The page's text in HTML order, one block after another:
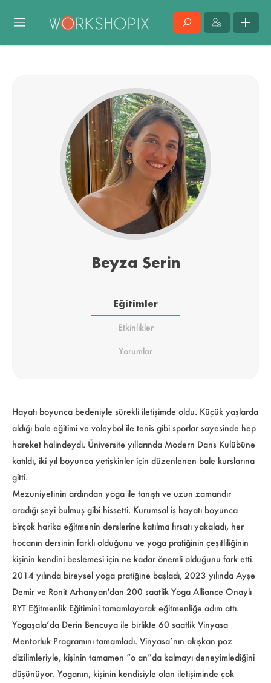
Beyza Serin
Eğitimler
Etkinlikler
Yorumlar
Hayatı boyunca bedeniyle sürekli iletişimde oldu. Küçük yaşlarda
aldığı bale eğitimi ve voleybol ile tenis gibi sporlar sayesinde hep
hareket halindeydi. Üniversite yıllarında Modern Dans Kulübüne
katıldı, iki yıl boyunca yetişkinler için düzenlenen bale kurslarına
gitti.
Mezuniyetinin ardından yoga ile tanıştı ve uzun zamandır
aradığı şeyi bulmuş gibi hissetti. Kurumsal iş hayatı boyunca
birçok harika eğitmenin derslerine katılma fırsatı yakaladı, her
hocanın dersinin farklı olduğunu ve yoga pratiğinin çeşitliliğinin
kişinin kendini beslemesi için ne kadar önemli olduğunu fark etti.
2014 yılında bireysel yoga pratiğine başladı, 2023 yılında Ayşe
Demir ve Ronit Arhanyan'dan 200 saatlik Yoga Alliance Onaylı
RYT Eğitmenlik Eğitimini tamamlayarak eğitmenliğe adım attı.
Yogaşala’da Derin Bencuya ile birlikte 60 saatlik Vinyasa
Mentorluk Programını tamamladı. Vinyasa’nın akışkan poz
dizilimleriyle, kişinin tamamen “o an”da kalmayı deneyimlediğini
düşünüyor. Yoganın, kişinin kendisiyle olan iletişiminde çok